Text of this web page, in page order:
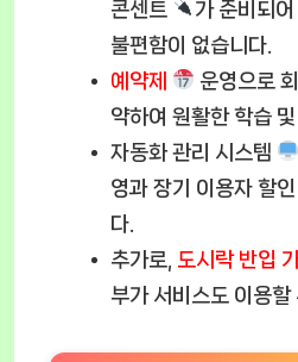
콘센트
가 준비되
불편함이 없습니다.
예약제
운영으로
약하여 원활한 학습
자동화 관리 시스템
영과 장기 이용자 할인
다.
추가로,
도시락 반입
부가 서비스도 이용할